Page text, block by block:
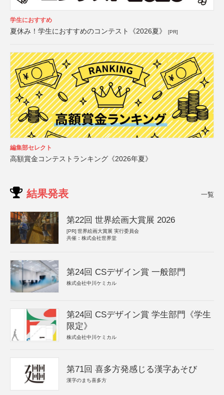
学生におすすめ
夏休み！学生におすすめのコンテスト《2026夏》 [PR]
編集部セレクト
高額賞金コンテストランキング《2026年夏》
結果発表 一覧
第22回 世界絵画大賞展 2026
[PR] 世界絵画大賞展 実行委員会
共催：株式会社世界堂
第24回 CSデザイン賞 一般部門
株式会社中川ケミカル
第24回 CSデザイン賞 学生部門《学生
限定》
株式会社中川ケミカル
第71回 喜多方発感じる漢字あそび
漢字のまち喜多方